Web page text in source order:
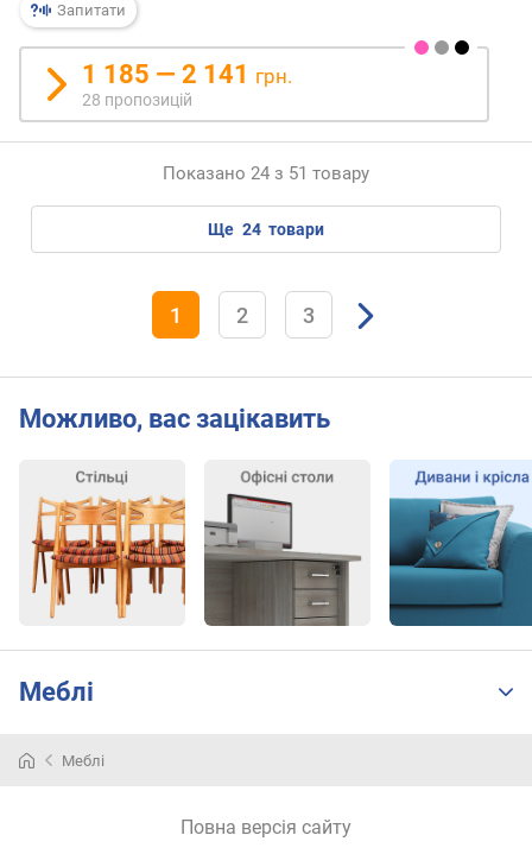
Запитати
1 185 — 2 141 грн.
28 пропозицій
Показано 24 з 51 товару
ще 24 товари
1 2 3
Можливо, вас зацікавить
Меблі
Меблі
Повна версія сайту